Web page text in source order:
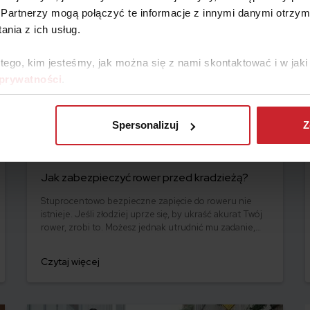
mogą połączyć te informacje z innymi danymi
z ich usług.
kim jesteśmy, jak można się z nami skontaktować i w
Spersonalizuj
Jak zabezpieczyć rower przed kradzieżą?
Stuprocentowo bezpieczne zapięcie do roweru nie
istnieje. Jeśli złodziej uprze się, by ukraść akurat Twój
rower, zrobi to. Możesz jednak utrudnić mu zadanie,
Czytaj więcej